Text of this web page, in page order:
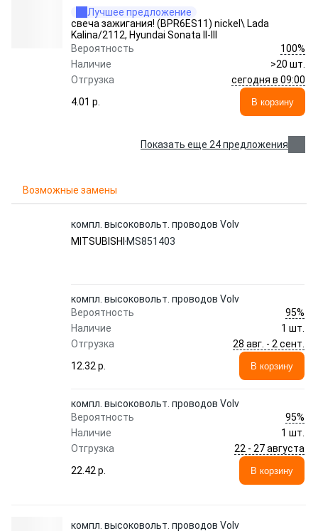
Лучшее предложение
свеча зажигания! (BPR6ES11) nickel\ Lada
Kalina/2112, Hyundai Sonata II-III
Вероятность
100%
Наличие
>20 шт.
Отгрузка
сегодня в 09:00
4.01 p.
В корзину
Показать еще 24 предложения
Возможные замены
компл. высоковольт. проводов Volv
MITSUBISHI MS851403
компл. высоковольт. проводов Volv
Вероятность
95%
Наличие
1 шт.
Отгрузка
28 авг. - 2 сент.
12.32 p.
В корзину
компл. высоковольт. проводов Volv
Вероятность
95%
Наличие
1 шт.
Отгрузка
22 - 27 августа
22.42 p.
В корзину
компл. высоковольт. проводов Volv